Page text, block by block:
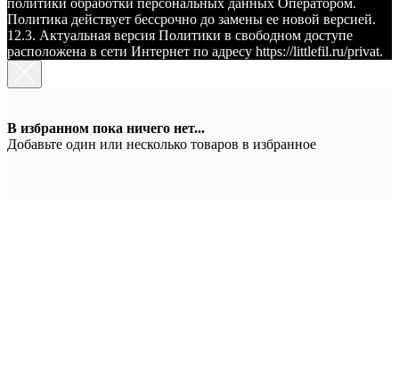
Политика действует бессрочно до замены ее новой версией.
12.3. Актуальная версия Политики в свободном доступе
расположена в сети Интернет по адресу https://littlefil.ru/privat.
В избранном пока ничего нет...
Добавьте один или несколько товаров в избранное